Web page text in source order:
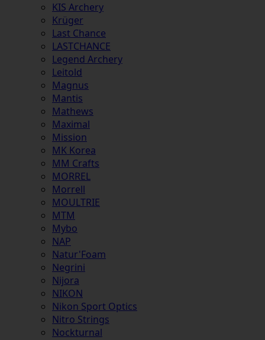
KIS Archery
Krüger
Last Chance
LASTCHANCE
Legend Archery
Leitold
Magnus
Mantis
Mathews
Maximal
Mission
MK Korea
MM Crafts
MORREL
Morrell
MOULTRIE
MTM
Mybo
NAP
Natur'Foam
Negrini
Nijora
NIKON
Nikon Sport Optics
Nitro Strings
Nockturnal